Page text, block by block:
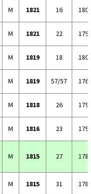
M 1821 16
M 1821 22
M 1819 18
M 1819 57/57
M 1818 26
M 1816 23
M 1815 27
M 1815 31